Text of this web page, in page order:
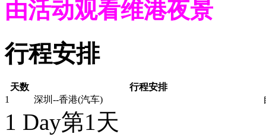
由活动观看维港夜景
行程安排
天数
行程安排
1
深圳--香港(汽车)
1 Day第1天